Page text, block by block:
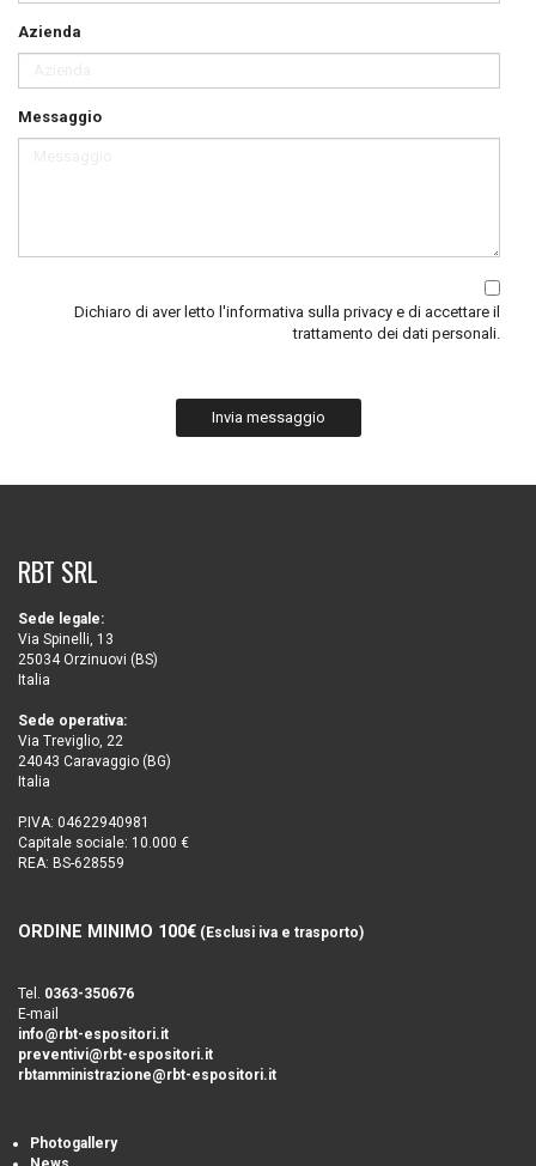
Azienda
Messaggio
Dichiaro di aver letto l'informativa sulla privacy e di accettare il
trattamento dei dati personali.
Invia messaggio
RBT SRL
Sede legale:
Via Spinelli, 13
25034 Orzinuovi (BS)
Italia
Sede operativa:
Via Treviglio, 22
24043 Caravaggio (BG)
Italia
P.IVA: 04622940981
Capitale sociale: 10.000 €
REA: BS-628559
ORDINE MINIMO 100€ (Esclusi iva e trasporto)
Tel. 0363-350676
E-mail
info@rbt-espositori.it
preventivi@rbt-espositori.it
rbtamministrazione@rbt-espositori.it
Photogallery